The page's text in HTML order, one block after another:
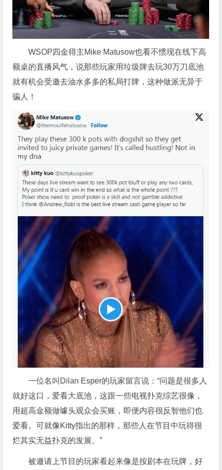
WSOP四金得主Mike Matusow也看不惯现在线下高
额桌的直播风气，说那些玩家用垃圾牌去玩30万刀底池
就有机会受邀去油水多多的私局打牌，这种做派无异于
骗人！
一位名叫Dilan Esper的玩家留言说：“问题是很多人
就好这口，爱看大底池，这跟一些电视扑克综艺很像，
用超高金额做噱头观众会买账，即便内容很反智他们也
爱看。可就像Kitty指出的那样，那些人在节目中玩得很
烂其实无益扑克的发展。”
被邀请上节目的玩家看起来像是按剧本在玩牌，好